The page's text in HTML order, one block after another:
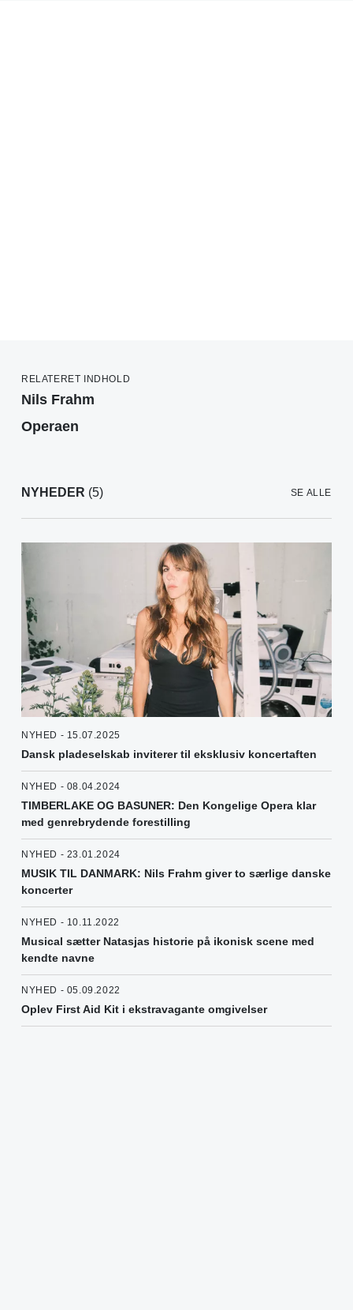
RELATERET INDHOLD
Nils Frahm
Operaen
NYHEDER (5) SE ALLE
NYHED - 15.07.2025
Dansk pladeselskab inviterer til eksklusiv koncertaften
NYHED - 08.04.2024
TIMBERLAKE OG BASUNER: Den Kongelige Opera klar
med genrebrydende forestilling
NYHED - 23.01.2024
MUSIK TIL DANMARK: Nils Frahm giver to særlige danske
koncerter
NYHED - 10.11.2022
Musical sætter Natasjas historie på ikonisk scene med
kendte navne
NYHED - 05.09.2022
Oplev First Aid Kit i ekstravagante omgivelser